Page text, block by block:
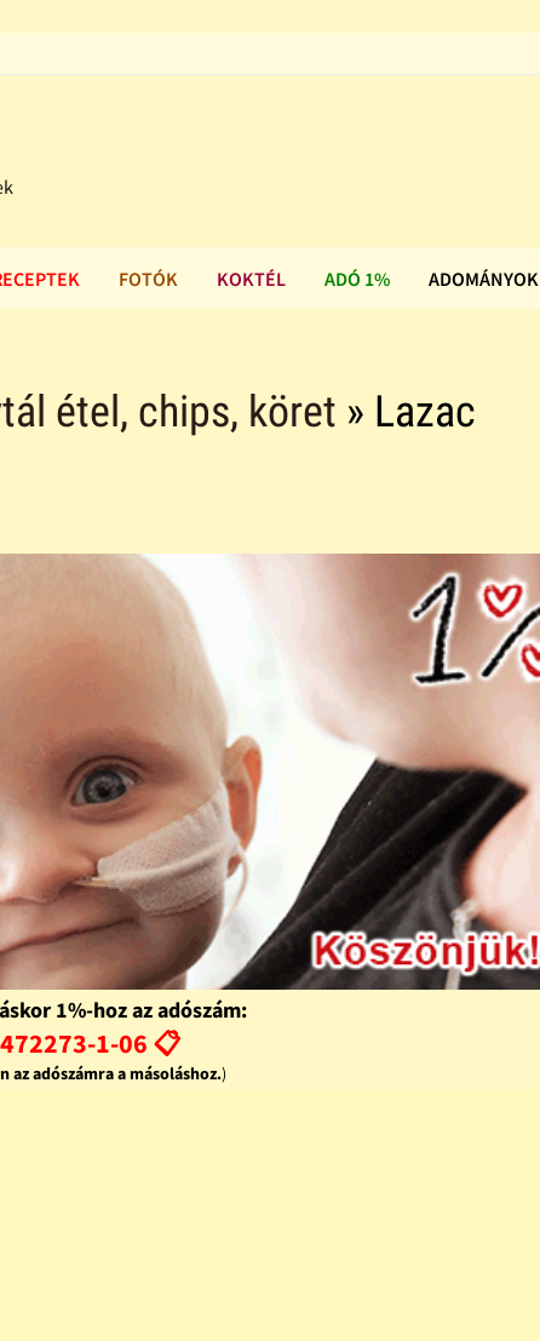
FOTÓK KOKTÉL ADÓ 1% ADOMÁNYOK
étel, chips, köret » Lazac
1%-hoz az adószám:
1-06 📋
az adószámra a másoláshoz.)